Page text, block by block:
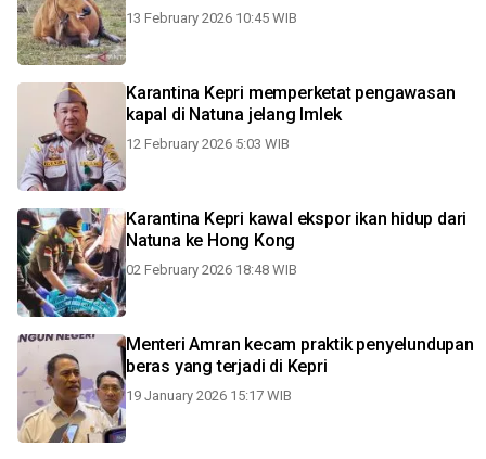
13 February 2026 10:45 WIB
Karantina Kepri memperketat pengawasan
kapal di Natuna jelang Imlek
12 February 2026 5:03 WIB
Karantina Kepri kawal ekspor ikan hidup dari
Natuna ke Hong Kong
02 February 2026 18:48 WIB
Menteri Amran kecam praktik penyelundupan
beras yang terjadi di Kepri
19 January 2026 15:17 WIB